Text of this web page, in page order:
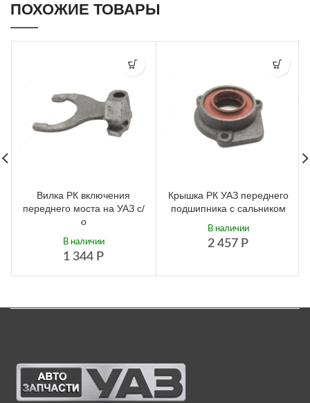
ПОХОЖИЕ ТОВАРЫ
Вилка РК включения
переднего моста на УАЗ с/
о
1 344 Р
В наличии
Крышка РК УАЗ переднего
подшипника с сальником
2 457 Р
В наличии